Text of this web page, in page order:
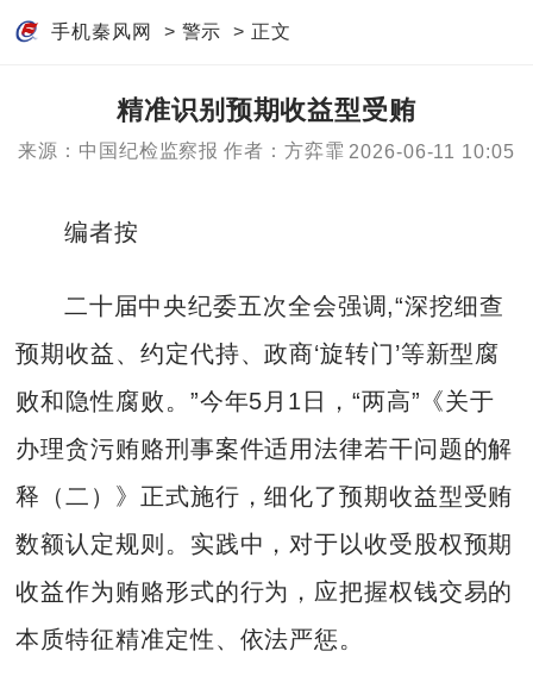
手机秦风网 > 警示 > 正文
精准识别预期收益型受贿
来源：中国纪检监察报 作者：方弈霏 2026-06-11 10:05
编者按
二十届中央纪委五次全会强调,“深挖细查
预期收益、约定代持、政商‘旋转门’等新型腐
败和隐性腐败。”今年5月1日，“两高”《关于
办理贪污贿赂刑事案件适用法律若干问题的解
释（二）》正式施行，细化了预期收益型受贿
数额认定规则。实践中，对于以收受股权预期
收益作为贿赂形式的行为，应把握权钱交易的
本质特征精准定性、依法严惩。